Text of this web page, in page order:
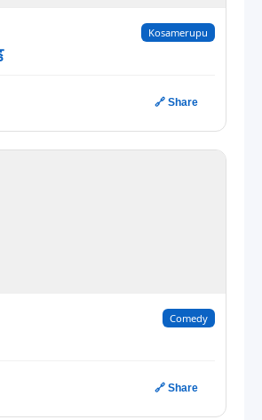
Kosamerupu
🔗 Share
Comedy
🔗 Share